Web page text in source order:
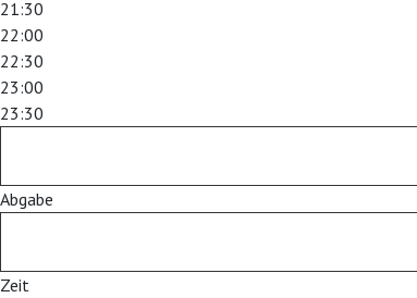
21:30
22:00
22:30
23:00
23:30
Abgabe
Zeit